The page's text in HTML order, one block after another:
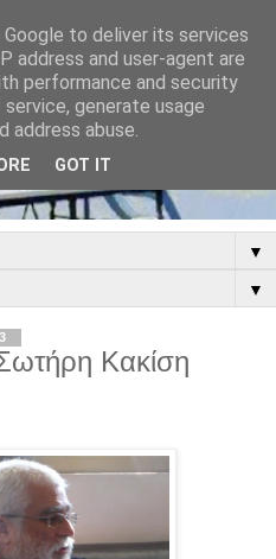
▼
▼
Κακίση
to deliver its services
address and user-agent are
performance and security
generate usage
abuse.
GOT IT